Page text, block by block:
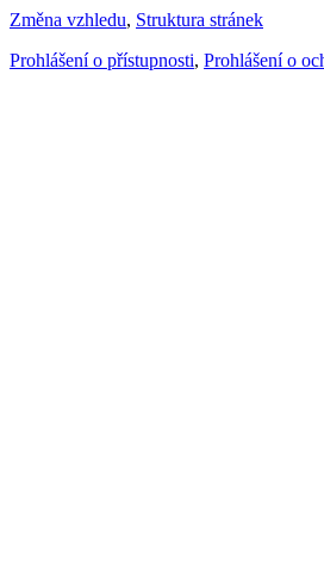
Změna vzhledu, Struktura stránek
Prohlášení o přístupnosti, Prohlášení o